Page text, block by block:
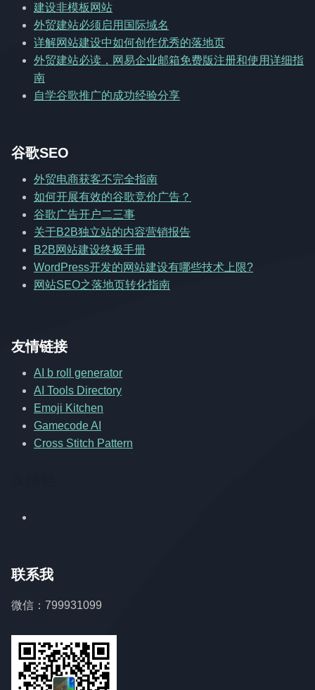
建设非模板网站
外贸建站必须启用国际域名
详解网站建设中如何创作优秀的落地页
外贸建站必读，网易企业邮箱免费版注册和使用详细指
南
自学谷歌推广的成功经验分享
谷歌SEO
外贸电商获客不完全指南
如何开展有效的谷歌竞价广告？
谷歌广告开户二三事
关于B2B独立站的内容营销报告
B2B网站建设终极手册
WordPress开发的网站建设有哪些技术上限?
网站SEO之落地页转化指南
友情链接
AI b roll generator
AI Tools Directory
Emoji Kitchen
Gamecode AI
Cross Stitch Pattern
联系我
微信：799931099